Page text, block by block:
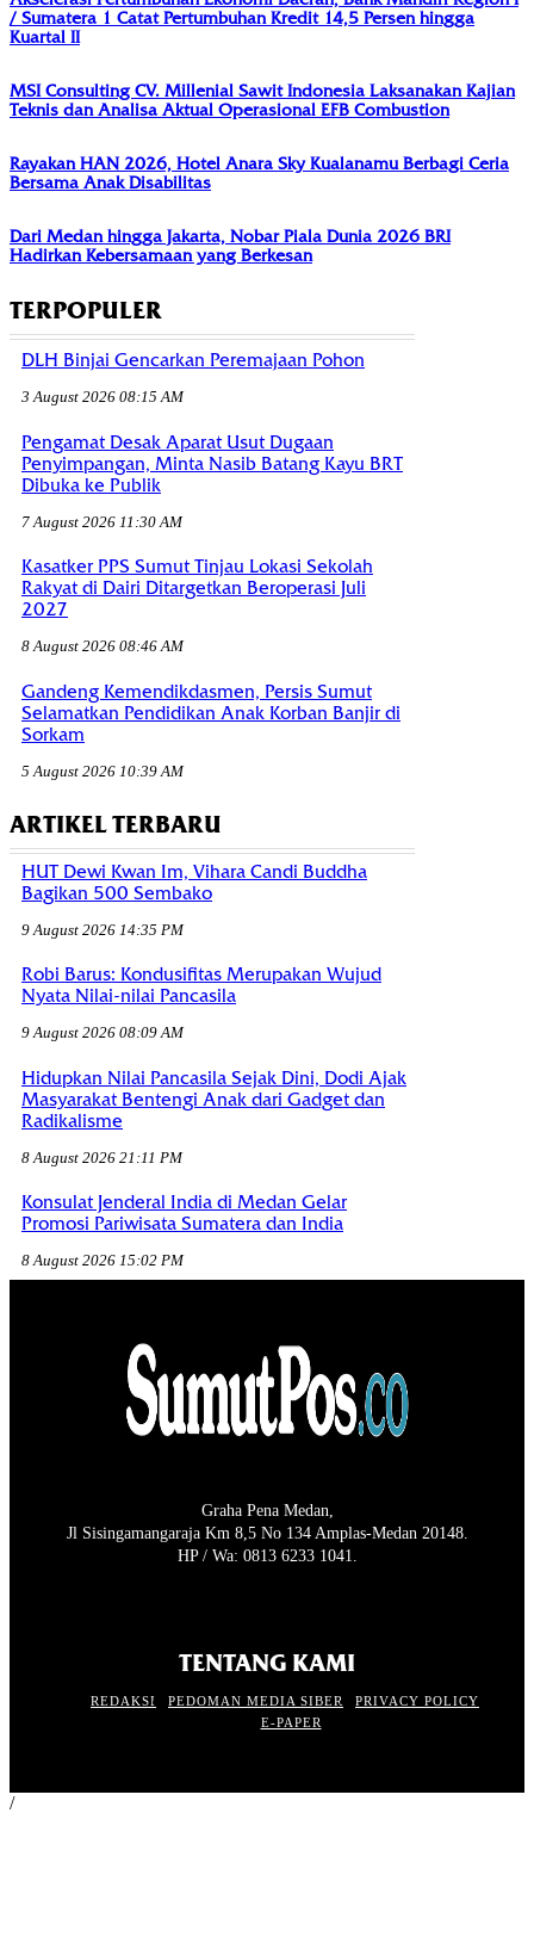
/ Sumatera 1 Catat Pertumbuhan Kredit 14,5 Persen hingga
Kuartal II
MSI Consulting CV. Millenial Sawit Indonesia Laksanakan Kajian
Teknis dan Analisa Aktual Operasional EFB Combustion
Rayakan HAN 2026, Hotel Anara Sky Kualanamu Berbagi Ceria
Bersama Anak Disabilitas
Dari Medan hingga Jakarta, Nobar Piala Dunia 2026 BRI
Hadirkan Kebersamaan yang Berkesan
TERPOPULER
DLH Binjai Gencarkan Peremajaan Pohon
3 August 2026 08:15 AM
Pengamat Desak Aparat Usut Dugaan
Penyimpangan, Minta Nasib Batang Kayu BRT
Dibuka ke Publik
7 August 2026 11:30 AM
Kasatker PPS Sumut Tinjau Lokasi Sekolah
Rakyat di Dairi Ditargetkan Beroperasi Juli
2027
8 August 2026 08:46 AM
Gandeng Kemendikdasmen, Persis Sumut
Selamatkan Pendidikan Anak Korban Banjir di
Sorkam
5 August 2026 10:39 AM
ARTIKEL TERBARU
HUT Dewi Kwan Im, Vihara Candi Buddha
Bagikan 500 Sembako
9 August 2026 14:35 PM
Robi Barus: Kondusifitas Merupakan Wujud
Nyata Nilai-nilai Pancasila
9 August 2026 08:09 AM
Hidupkan Nilai Pancasila Sejak Dini, Dodi Ajak
Masyarakat Bentengi Anak dari Gadget dan
Radikalisme
8 August 2026 21:11 PM
Konsulat Jenderal India di Medan Gelar
Promosi Pariwisata Sumatera dan India
8 August 2026 15:02 PM
Graha Pena Medan,
Jl Sisingamangaraja Km 8,5 No 134 Amplas-Medan 20148.
HP / Wa: 0813 6233 1041.
TENTANG KAMI
REDAKSI PEDOMAN MEDIA SIBER
PRIVACY POLICY
E-PAPER
/